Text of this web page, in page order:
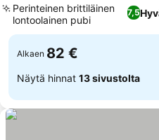
7,5
Perinteinen brittiläinen
lontoolainen pubi
Alkaen 82 €
Näytä hinnat 13 sivustolta